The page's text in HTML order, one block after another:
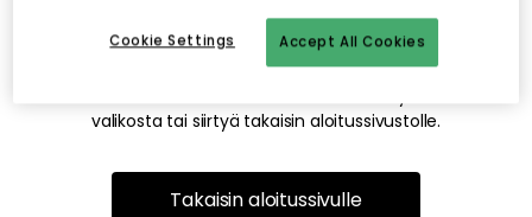
Tämä voi johtua siitä, että sivua ei enää ole tai siitä, että se
on siirretty muualle. Pahoittelemme tästä mahdollisesti
valikosta tai siirtyä takaisin aloitussivustolle.
Takaisin aloitussivulle
Accept All Cookies
Cookie Settings